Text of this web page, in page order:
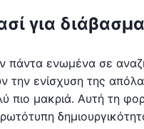
για διάβασμα
πάντα ενωμένα σε
την ενίσχυση της
πιο μακριά. Αυτή τη